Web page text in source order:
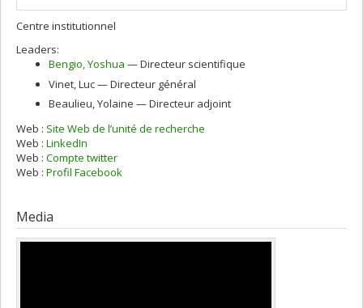
Centre institutionnel
Leaders:
Bengio, Yoshua — Directeur scientifique
Vinet , Luc— Directeur général
Beaulieu, Yolaine — Directeur adjoint
Web : Site Web de l’unité de recherche
Web : LinkedIn
Web : Compte twitter
Web : Profil Facebook
Media